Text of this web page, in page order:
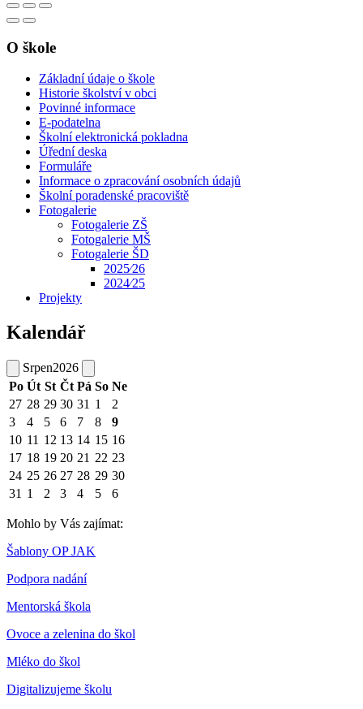
O škole
Základní údaje o škole
Historie školství v obci
Povinné informace
E-podatelna
Školní elektronická pokladna
Úřední deska
Formuláře
Informace o zpracování osobních údajů
Školní poradenské pracoviště
Fotogalerie
Fotogalerie ZŠ
Fotogalerie MŠ
Fotogalerie ŠD
2025⁄26
2024⁄25
Projekty
Kalendář
Srpen2026
Po Út St Čt Pá So Ne
27 28 29 30 31 1
2
3
4 5 6 7 8
9
10 11 12 13 14 15 16
17 18 19 20 21 22 23
24 25 26 27 28 29 30
31 1 2 3 4 5 6
Mohlo by Vás zajímat:
Šablony OP JAK
Podpora nadání
Mentorská škola
Ovoce a zelenina do škol
Mléko do škol
Digitalizujeme školu